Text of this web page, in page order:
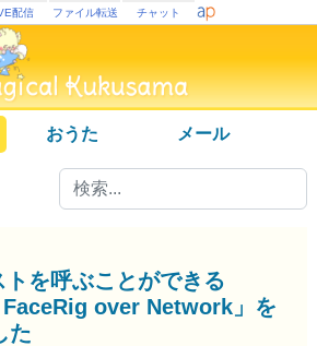
配信 ファイル転送 チャット
おうた メール
を呼ぶことができる
FaceRig over Network」を
た